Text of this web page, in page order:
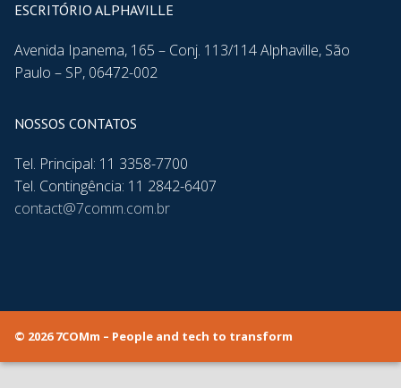
ESCRITÓRIO ALPHAVILLE
Avenida Ipanema, 165 – Conj. 113/114 Alphaville, São
Paulo – SP, 06472-002
NOSSOS CONTATOS
Tel. Principal: 11 3358-7700
Tel. Contingência: 11 2842-6407
contact@7comm.com.br
© 2026 7COMm – People and tech to transform